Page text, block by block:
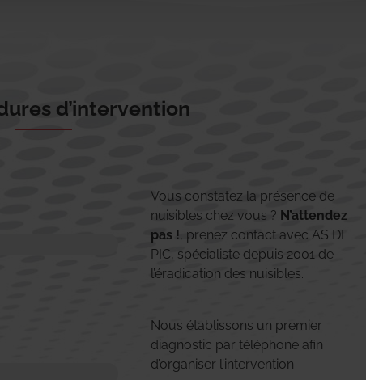
d’intervention
Vous constatez la présence de
nuisibles chez vous ? N’attendez
pas !, prenez contact avec AS DE
PIC, spécialiste depuis 2001 de
l’éradication des nuisibles.
Nous établissons un premier
diagnostic par téléphone afin
d’organiser l’intervention